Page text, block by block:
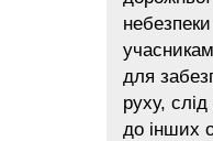
для
руху,
до інших